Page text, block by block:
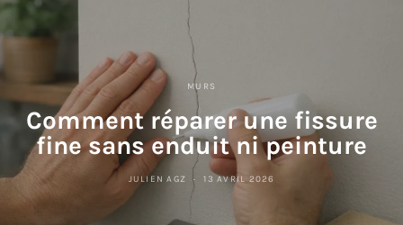
MURS
Comment réparer une fissure
fine sans enduit ni peinture
JULIEN AGZ 13 AVRIL 2026